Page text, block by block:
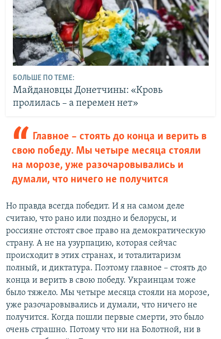
БОЛЬШЕ ПО ТЕМЕ:
Майдановцы Донетчины: «Кровь
пролилась – а перемен нет»
Главное – стоять до конца и верить в
свою победу. Мы четыре месяца стояли
на морозе, уже разочаровывались и
думали, что ничего не получится
Но правда всегда победит. И я на самом деле
считаю, что рано или поздно и белорусы, и
россияне отстоят свое право на демократическую
страну. А не на узурпацию, которая сейчас
происходит в этих странах, и тоталитаризм
полный, и диктатура. Поэтому главное – стоять до
конца и верить в свою победу. Украинцам тоже
было тяжело. Мы четыре месяца стояли на морозе,
уже разочаровывались и думали, что ничего не
получится. Когда пошли первые смерти, это было
очень страшно. Потому что ни на Болотной, ни в